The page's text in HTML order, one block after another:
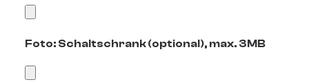
Foto: Schaltschrank (optional), max. 3MB